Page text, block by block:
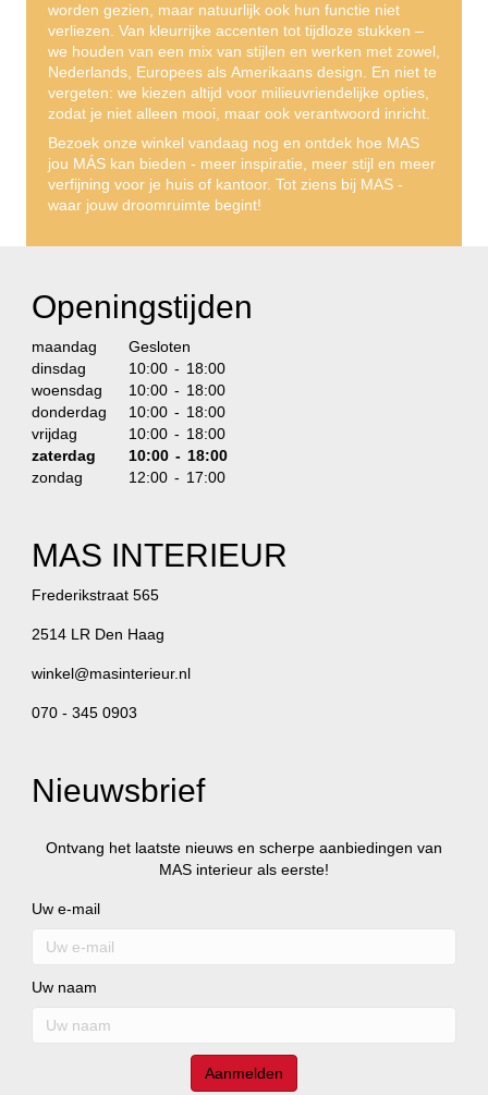
worden gezien, maar natuurlijk ook hun functie niet
verliezen. Van kleurrijke accenten tot tijdloze stukken –
we houden van een mix van stijlen en werken met zowel,
Nederlands, Europees als Amerikaans design. En niet te
vergeten: we kiezen altijd voor milieuvriendelijke opties,
zodat je niet alleen mooi, maar ook verantwoord inricht.
Bezoek onze winkel vandaag nog en ontdek hoe MAS
jou MÁS kan bieden - meer inspiratie, meer stijl en meer
verfijning voor je huis of kantoor. Tot ziens bij MAS -
waar jouw droomruimte begint!
Openingstijden
maandag
Gesloten
dinsdag
10:00 - 18:00
woensdag
10:00 - 18:00
donderdag
10:00 - 18:00
vrijdag
10:00 - 18:00
zaterdag
10:00 - 18:00
zondag
12:00 - 17:00
MAS INTERIEUR
Frederikstraat 565
2514 LR Den Haag
winkel@masinterieur.nl
070 - 345 0903
Nieuwsbrief
Ontvang het laatste nieuws en scherpe aanbiedingen van
MAS interieur als eerste!
Uw e-mail
Uw naam
Aanmelden